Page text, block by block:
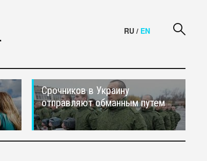
RU / EN
Срочников в Украину
отправляют обманным путем